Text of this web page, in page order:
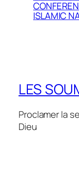
ISLAMIC
LES
Proclamer la
Dieu